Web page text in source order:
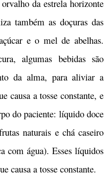
da estrela horizonte
também as doçuras das
e o mel de abelhas.
algumas bebidas são
da alma, para aliviar a
causa a tosse constante, e
do paciente: líquido doce
naturais e chá caseiro
com água). Esses líquidos
causa a tosse constante.